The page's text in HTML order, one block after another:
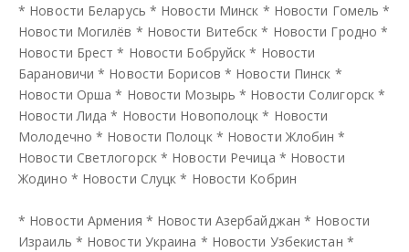
* Новости Беларусь * Новости Минск * Новости Гомель *
Новости Могилёв * Новости Витебск * Новости Гродно *
Новости Брест * Новости Бобруйск * Новости
Барановичи * Новости Борисов * Новости Пинск *
Новости Орша * Новости Мозырь * Новости Солигорск *
Новости Лида * Новости Новополоцк * Новости
Молодечно * Новости Полоцк * Новости Жлобин *
Новости Светлогорск * Новости Речица * Новости
Жодино * Новости Слуцк * Новости Кобрин
* Новости Армения * Новости Азербайджан * Новости
Израиль * Новости Украина * Новости Узбекистан *